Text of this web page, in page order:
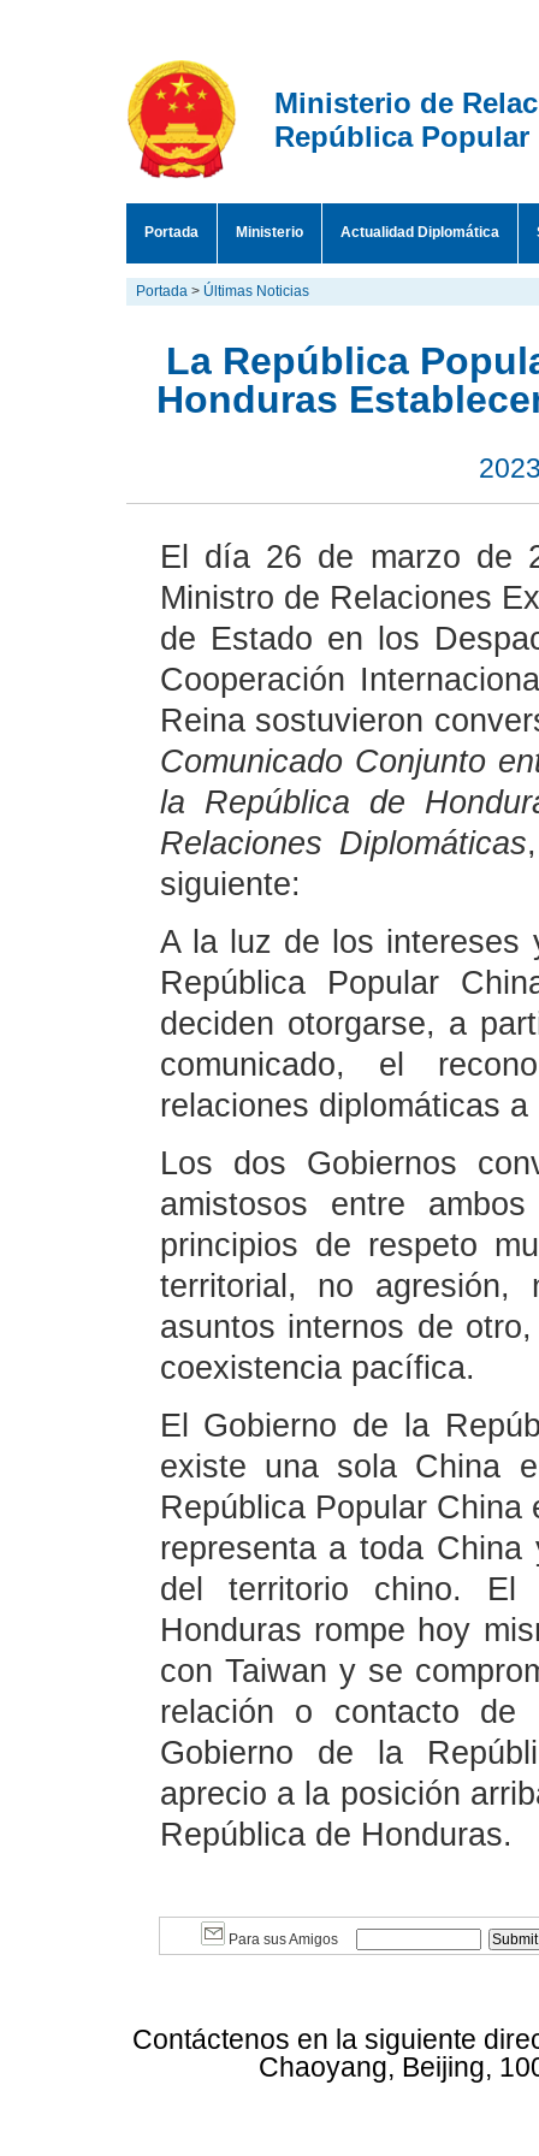
Ministerio de
República Popular
Portada Ministerio Actualidad Diplomática
Portada > Últimas Noticias
La República
Honduras
El día 26 de marzo de
Ministro de Relaciones
de Estado en los
Cooperación
Reina sostuvieron
Comunicado Conjunto
la República de
Relaciones Diplomáticas
siguiente:
A la luz de los intereses
República Popular
deciden otorgarse, a
comunicado, el
relaciones diplomáticas
Los dos Gobiernos
amistosos entre
principios de respeto
territorial, no
asuntos internos de
coexistencia pacífica.
El Gobierno de la
existe una sola China
República Popular
representa a toda China
del territorio chino. El
Honduras rompe hoy
con Taiwan y se
relación o contacto de
Gobierno de la
aprecio a la posición
República de Honduras.
Para sus Amigos
Contáctenos en la siguiente
Chaoyang, Beijing,